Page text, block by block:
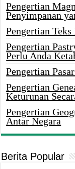
Pengertian
Penyimpanan
Pengertian Teks
Pengertian
Perlu Anda
Pengertian
Pengertian
Keturunan
Pengertian
Antar Negara
Berita Popular